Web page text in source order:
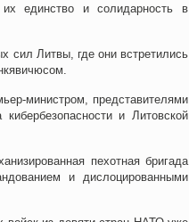
единство и солидарность в
сил Литвы, где они встретились
министром, представителями
и Литовской
пехотная бригада
и дислоцированными